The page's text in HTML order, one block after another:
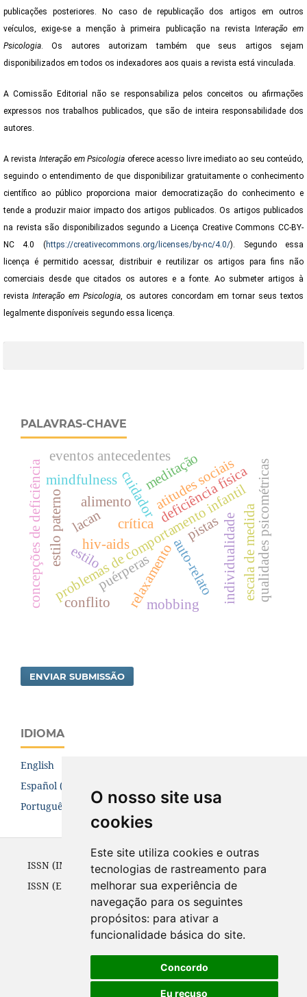
O nosso site usa
cookies
Este site utiliza cookies e outras
tecnologias de rastreamento para
melhorar sua experiência de
navegação para os seguintes
propósitos: para ativar a
funcionalidade básica do site.
Concordo
Eu recuso
publicações posteriores. No caso de republicação dos artigos em outros
veículos, exige-se a menção à primeira publicação na revista Interação em
Psicologia. Os autores autorizam também que seus artigos sejam
disponibilizados em todos os indexadores aos quais a revista está vinculada.
A Comissão Editorial não se responsabiliza pelos conceitos ou afirmações
expressos nos trabalhos publicados, que são de inteira responsabilidade dos
autores.
A revista Interação em Psicologia oferece acesso livre imediato ao seu conteúdo,
seguindo o entendimento de que disponibilizar gratuitamente o conhecimento
científico ao público proporciona maior democratização do conhecimento e
tende a produzir maior impacto dos artigos publicados. Os artigos publicados
na revista são disponibilizados segundo a Licença Creative Commons CC-BY-
NC 4.0 (https://creativecommons.org/licenses/by-nc/4.0/). Segundo essa
licença é permitido acessar, distribuir e reutilizar os artigos para fins não
comerciais desde que citados os autores e a fonte. Ao submeter artigos à
revista Interação em Psicologia os autores concordam em tornar seus textos
legalmente disponíveis segundo essa licença.
PALAVRAS-CHAVE
cuidador
problemas de comportamento infantil
mindfulness
relaxamento
meditação
concepções de deficiência qualidades psicométricas
escala de medida
crítica
estilo
lacan
auto-relato
eventos antecedentesatitudes sociais
hiv-aids individualidade
deficiência física
puérperas
alimento
conflito
estilo paterno
mobbing
pistas
ENVIAR SUBMISSÃO
IDIOMA
English
Español (España)
Português (Brasil)
ISSN (IMPRESSO) 1981-8068 até 2010
ISSN (ELETRÔNICO) 1981-8076 a partir de 2002